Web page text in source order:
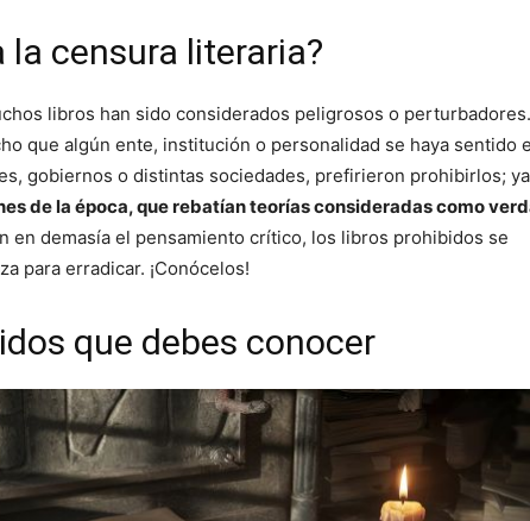
la censura literaria?
libros han sido considerados peligrosos o
que algún ente, institución o personalidad se haya sentido
gobiernos o distintas sociedades, prefirieron prohibirlos;
de la época, que rebatían teorías consideradas como
en demasía el pensamiento crítico, los libros prohibidos se
para erradicar. ¡Conócelos!
que debes conocer